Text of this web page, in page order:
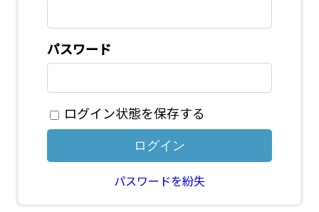
パスワード
ログイン状態を保存する
パスワードを紛失